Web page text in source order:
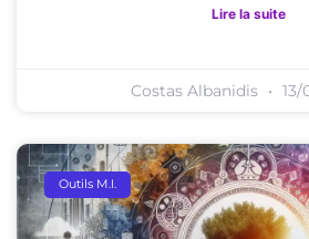
Lire la suite
Costas Albanidis 13/
Outils M.I.